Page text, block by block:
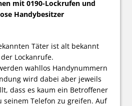
mit 0190-Lockrufen und
Handybesitzer
Täter ist alt bekannt
Lockanrufe.
wahllos Handynummern
wird dabei aber jeweils
dass es kaum ein Betroffener
seinem Telefon zu greifen. Auf